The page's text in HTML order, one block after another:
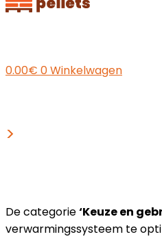
0.00€ 0Winkelwagen
>
De categorie‘Keuze en
verwarmingssysteem te